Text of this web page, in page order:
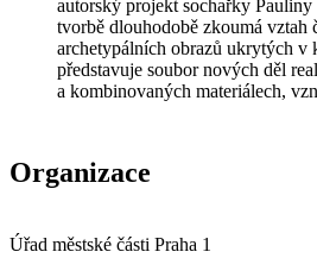
autorský projekt sochařky
tvorbě dlouhodobě zkoumá vztah
archetypálních obrazů ukrytých v
představuje soubor nových děl
a kombinovaných materiálech,
Organizace
Úřad městské části Praha 1